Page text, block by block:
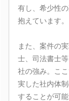
有し、希少性
抱えています。
また、案件の
士、司法書士
社の強み。こ
実した社内体
することが可能